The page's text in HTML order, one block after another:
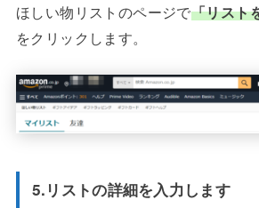
ほしい物リストのページで「リスト
をクリックします。
5.リストの詳細を入力します